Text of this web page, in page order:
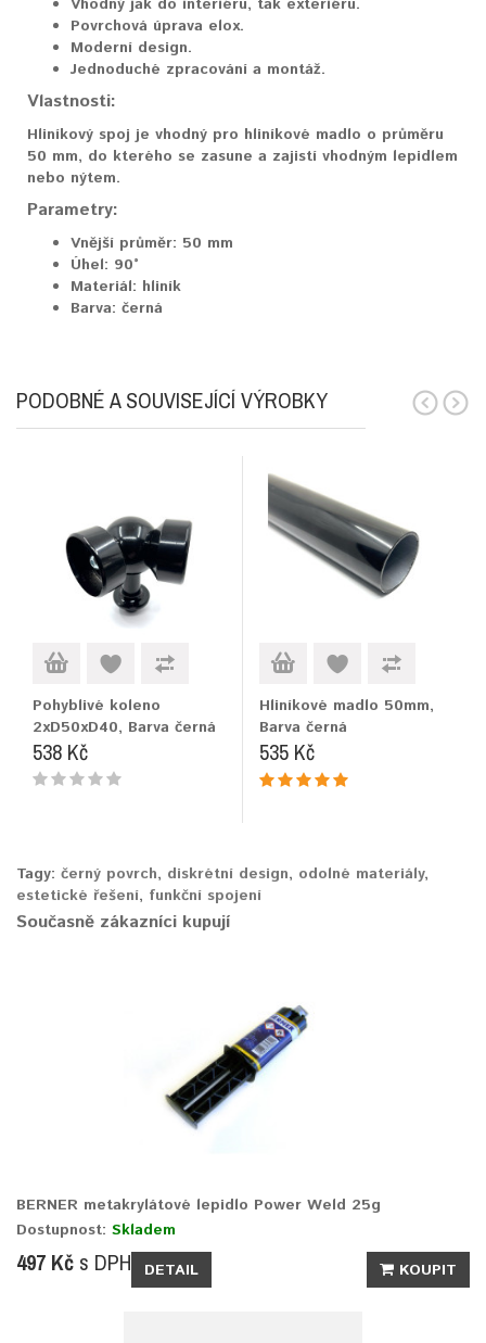
Povrchová úprava elox.
Moderní design.
Jednoduché zpracování a montáž.
Vlastnosti:
Hliníkový spoj je vhodný pro hliníkové madlo o průměru
50 mm, do kterého se zasune a zajistí vhodným lepidlem
nebo nýtem.
Parametry:
Vnější průměr: 50 mm
Úhel: 90°
Materiál: hliník
Barva: černá
PODOBNÉ A SOUVISEJÍCÍ VÝROBKY
Pohyblivé koleno
2xD50xD40, Barva černá
538 Kč
Hliníkové madlo 50mm,
Barva černá
535 Kč
Tagy: černý povrch, diskrétní design, odolné materiály,
estetické řešení, funkční spojení
Současně zákazníci kupují
BERNER metakrylátové lepidlo Power Weld 25g
Dostupnost: Skladem
497 Kč s DPH DETAIL KOUPIT